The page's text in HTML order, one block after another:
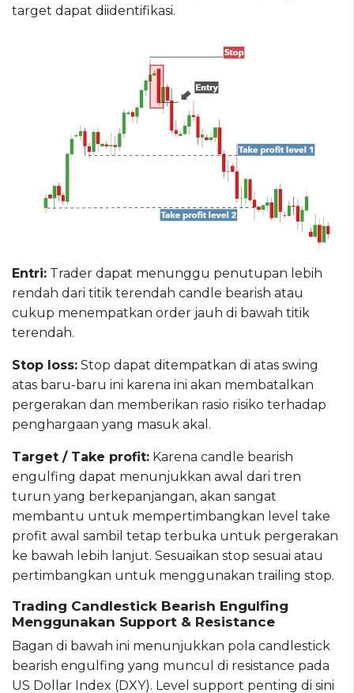
target dapat diidentifikasi.
Entri: Trader dapat menunggu penutupan lebih
rendah dari titik terendah candle bearish atau
cukup menempatkan order jauh di bawah titik
terendah.
Stop loss: Stop dapat ditempatkan di atas swing
atas baru-baru ini karena ini akan membatalkan
pergerakan dan memberikan rasio risiko terhadap
penghargaan yang masuk akal.
Target / Take profit: Karena candle bearish
engulfing dapat menunjukkan awal dari tren
turun yang berkepanjangan, akan sangat
membantu untuk mempertimbangkan level take
profit awal sambil tetap terbuka untuk pergerakan
ke bawah lebih lanjut. Sesuaikan stop sesuai atau
pertimbangkan untuk menggunakan trailing stop.
Trading Candlestick Bearish Engulfing
Menggunakan Support & Resistance
Bagan di bawah ini menunjukkan pola candlestick
bearish engulfing yang muncul di resistance pada
US Dollar Index (DXY). Level support penting di sini